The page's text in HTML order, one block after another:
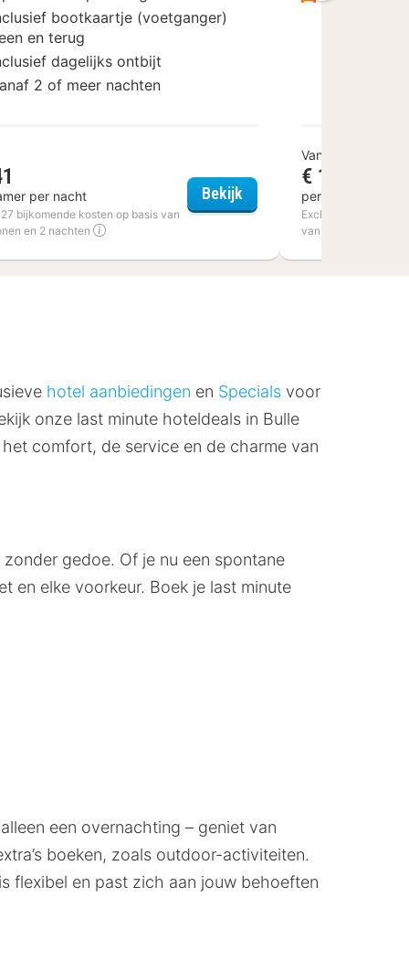
bootkaartje (voetganger)
en terug
dagelijks ontbijt
2 of meer nachten
per nacht
bijkomende kosten op basis van
en 2 nachten
BekijkHotel Den Helder
Vanaf
€ 139,50
per kamer per
Excl. € 22,40
van 2 personen en
hotel aanbiedingen en Specials voor
onze last minute hoteldeals in Bulle
comfort, de service en de charme van
gedoe. Of je nu een spontane
en elke voorkeur. Boek je last minute
een overnachting – geniet van
boeken, zoals outdoor-activiteiten.
flexibel en past zich aan jouw behoeften